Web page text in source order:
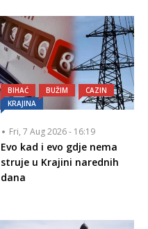
BIHAĆ BUŽIM
CAZIN
KRAJINA
Fri, 7 Aug 2026 - 16:19
Evo kad i evo gdje nema
struje u Krajini narednih
dana